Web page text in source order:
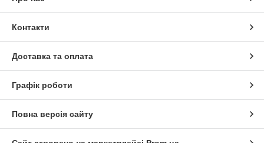
Контакти
Доставка та оплата
Графік роботи
Повна версія сайту